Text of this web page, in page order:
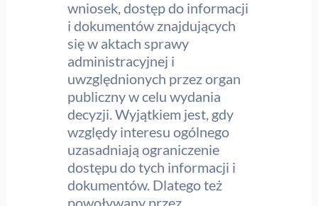
wniosek, dostęp do informacji
i dokumentów znajdujących
się w aktach sprawy
administracyjnej i
uwzględnionych przez organ
publiczny w celu wydania
decyzji. Wyjątkiem jest, gdy
względy interesu ogólnego
uzasadniają ograniczenie
dostępu do tych informacji i
dokumentów. Dlatego też
powoływany przez